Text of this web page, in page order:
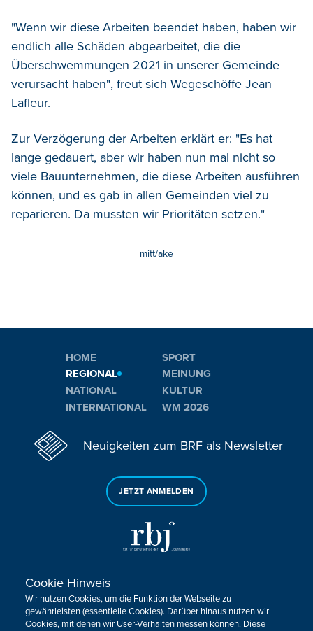
"Wenn wir diese Arbeiten beendet haben, haben wir
endlich alle Schäden abgearbeitet, die die
Überschwemmungen 2021 in unserer Gemeinde
verursacht haben", freut sich Wegeschöffe Jean
Lafleur.
Zur Verzögerung der Arbeiten erklärt er: "Es hat
lange gedauert, aber wir haben nun mal nicht so
viele Bauunternehmen, die diese Arbeiten ausführen
können, und es gab in allen Gemeinden viel zu
reparieren. Da mussten wir Prioritäten setzen."
mitt/ake
HOME
REGIONAL
NATIONAL
INTERNATIONAL
SPORT
MEINUNG
KULTUR
WM 2026
Neuigkeiten zum BRF als Newsletter
JETZT ANMELDEN
Sie haben noch Fragen oder Anmerkungen?
KONTAKTIEREN SIE UNS!
Cookie Hinweis
Wir nutzen Cookies, um die Funktion der Webseite zu
gewährleisten (essentielle Cookies). Darüber hinaus nutzen wir
Cookies, mit denen wir User-Verhalten messen können. Diese